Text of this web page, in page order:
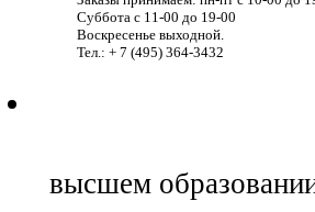
Суббота с 11-00 до 19-00
Воскресенье выходной.
Тел.: + 7 (495) 364-3432
высшем